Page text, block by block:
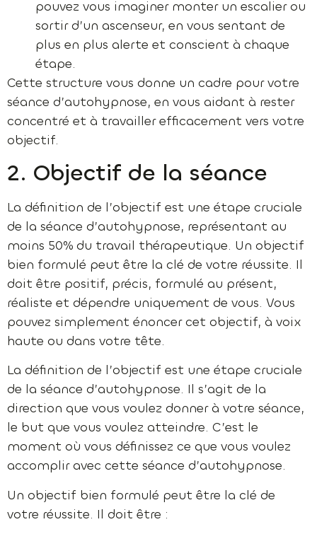
pouvez vous imaginer monter un escalier ou
sortir d’un ascenseur, en vous sentant de
plus en plus alerte et conscient à chaque
étape.
Cette structure vous donne un cadre pour votre
séance d’autohypnose, en vous aidant à rester
concentré et à travailler efficacement vers votre
objectif.
2. Objectif de la séance
La définition de l’objectif est une étape cruciale
de la séance d’autohypnose, représentant au
moins 50% du travail thérapeutique. Un objectif
bien formulé peut être la clé de votre réussite. Il
doit être positif, précis, formulé au présent,
réaliste et dépendre uniquement de vous. Vous
pouvez simplement énoncer cet objectif, à voix
haute ou dans votre tête.
La définition de l’objectif est une étape cruciale
de la séance d’autohypnose. Il s’agit de la
direction que vous voulez donner à votre séance,
le but que vous voulez atteindre. C’est le
moment où vous définissez ce que vous voulez
accomplir avec cette séance d’autohypnose.
Un objectif bien formulé peut être la clé de
votre réussite. Il doit être :